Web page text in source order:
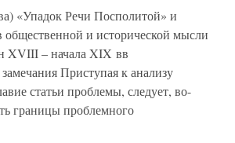
«Упадок Речи Посполитой» и
и исторической мысли
XVIII – начала XIX вв
Приступая к анализу
статьи проблемы, следует, во-
границы проблемного